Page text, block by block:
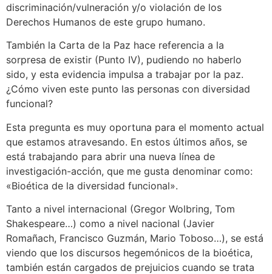
discriminación/vulneración y/o violación de los
Derechos Humanos de este grupo humano.
También la Carta de la Paz hace referencia a la
sorpresa de existir (Punto IV), pudiendo no haberlo
sido, y esta evidencia impulsa a trabajar por la paz.
¿Cómo viven este punto las personas con diversidad
funcional?
Esta pregunta es muy oportuna para el momento actual
que estamos atravesando. En estos últimos años, se
está trabajando para abrir una nueva línea de
investigación-acción, que me gusta denominar como:
«Bioética de la diversidad funcional».
Tanto a nivel internacional (Gregor Wolbring, Tom
Shakespeare…) como a nivel nacional (Javier
Romañach, Francisco Guzmán, Mario Toboso…), se está
viendo que los discursos hegemónicos de la bioética,
también están cargados de prejuicios cuando se trata